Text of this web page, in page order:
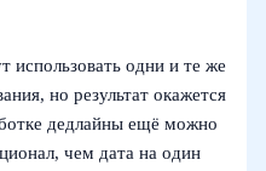
использовать одни и те же
но результат окажется
дедлайны ещё можно
чем дата на один